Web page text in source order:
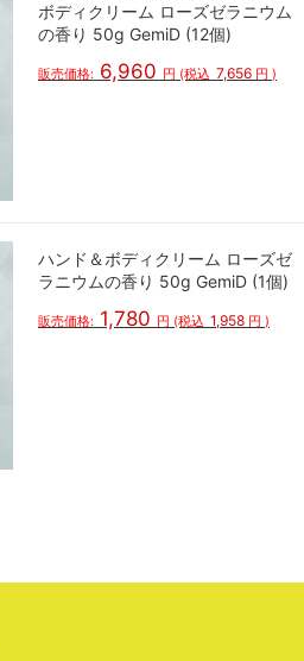
ボディクリーム ローズゼラニウム
の香り 50g GemiD (12個)
販売価格: 6,960 円 (税込 7,656 円 )
ハンド＆ボディクリーム ローズゼ
ラニウムの香り 50g GemiD (1個)
販売価格: 1,780 円 (税込 1,958 円 )